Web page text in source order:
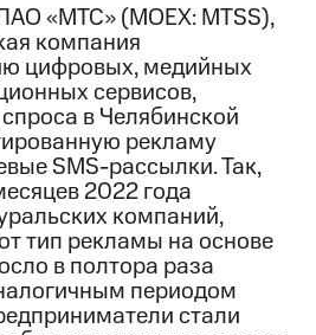
«МТС» (MOEX: MTSS),
компания
цифровых, медийных
сервисов,
в Челябинской
рекламу
SMS-рассылки. Так,
2022 года
компаний,
тип рекламы на основе
в полтора раза
периодом
стали